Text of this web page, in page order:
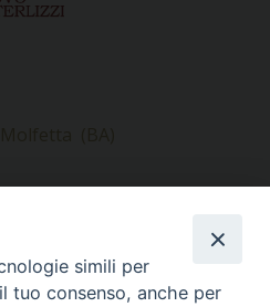
simili per
tuo consenso, anche per